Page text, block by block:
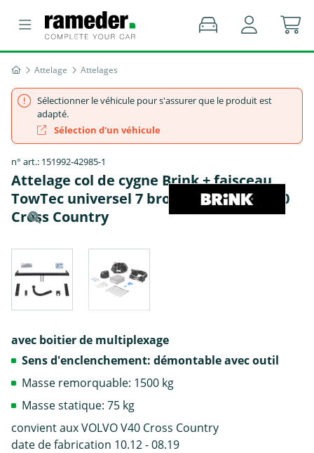
Attelage Attelages
Sélectionner le véhicule pour s'assurer que le produit est
adapté.
Sélection d'un véhicule
n° art.: 151992-42985-1
Attelage col de cygne Brink + faisceau
TowTec universel 7 broches - VOLVO V40
Cross Country
avec boitier de multiplexage
Sens d'enclenchement: démontable avec outil
Masse remorquable: 1500 kg
Masse statique: 75 kg
convient aux VOLVO V40 Cross Country
date de fabrication 10.12 - 08.19